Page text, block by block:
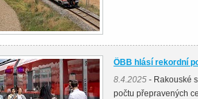
ÖBB hlásí rekordní
8.4.2025 - Rakouské
počtu přepravených